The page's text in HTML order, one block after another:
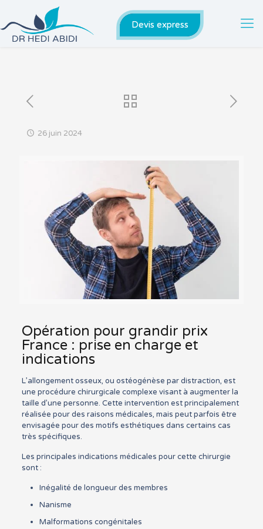
Devis express
26 juin 2024
Opération pour grandir prix
France : prise en charge et
indications
L’allongement osseux, ou ostéogénèse par distraction, est
une procédure chirurgicale complexe visant à augmenter la
taille d’une personne. Cette intervention est principalement
réalisée pour des raisons médicales, mais peut parfois être
envisagée pour des motifs esthétiques dans certains cas
très spécifiques.
Les principales indications médicales pour cette chirurgie
sont :
Inégalité de longueur des membres
Nanisme
Malformations congénitales